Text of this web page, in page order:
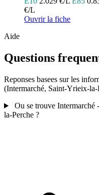
€/L
Ouvrir la fiche
Aide
Questions
Reponses basees sur les
(Intermarché, Saint-Yrieix-la-
Ou se trouve
la-Perche ?